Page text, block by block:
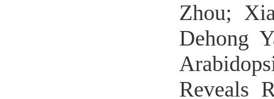
Zhou;
Dehong
Reveals